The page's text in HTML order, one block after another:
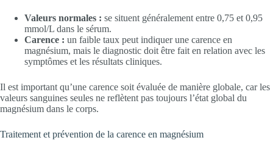
Valeurs normales : se situent généralement entre 0,75 et 0,95
mmol/L dans le sérum.
Carence : un faible taux peut indiquer une carence en
magnésium, mais le diagnostic doit être fait en relation avec les
symptômes et les résultats cliniques.
Il est important qu’une carence soit évaluée de manière globale, car les
valeurs sanguines seules ne reflètent pas toujours l’état global du
magnésium dans le corps.
Traitement et prévention de la carence en magnésium